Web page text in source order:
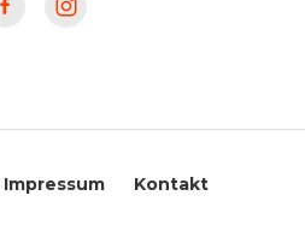
Impressum Kontakt